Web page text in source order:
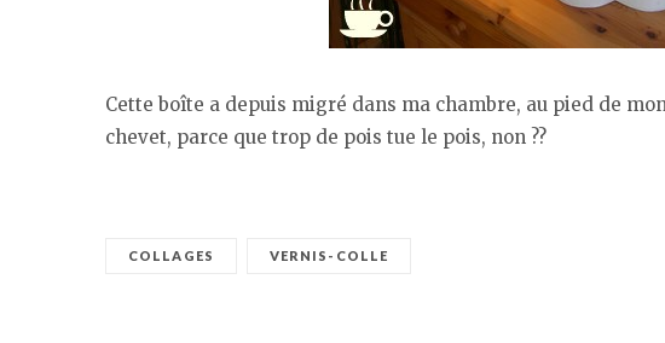
Cette boîte a depuis migré dans ma chambre, au pied de
chevet, parce que trop de pois tue le pois, non ??
COLLAGES VERNIS-COLLE